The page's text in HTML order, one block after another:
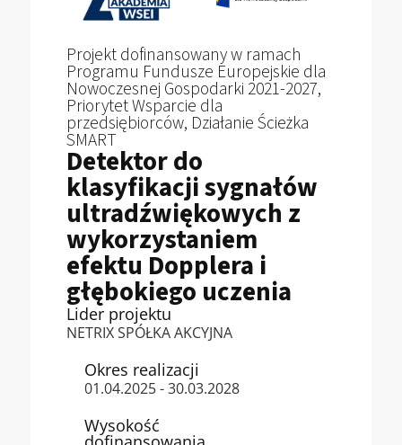
Projekt dofinansowany w ramach
Programu Fundusze Europejskie dla
Nowoczesnej Gospodarki 2021-2027,
Priorytet Wsparcie dla
przedsiębiorców, Działanie Ścieżka
SMART
Detektor do
klasyfikacji sygnałów
ultradźwiękowych z
wykorzystaniem
efektu Dopplera i
głębokiego uczenia
Lider projektu
NETRIX SPÓŁKA AKCYJNA
Okres realizacji
01.04.2025 - 30.03.2028
Wysokość